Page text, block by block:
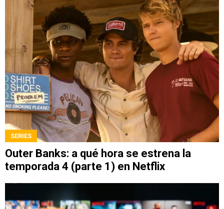
SERIES
Outer Banks: a qué hora se estrena la
temporada 4 (parte 1) en Netflix